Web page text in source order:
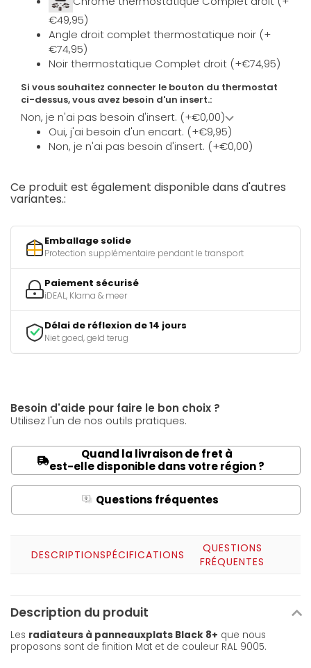
€49,95)
Angle droit complet thermostatique noir (+
€74,95)
Noir thermostatique Complet droit (+€74,95)
Si vous souhaitez connecter le bouton du thermostat
ci-dessus, vous avez besoin d'un insert.:
Non, je n'ai pas besoin d'insert. (+€0,00)
Oui, j'ai besoin d'un encart. (+€9,95)
Non, je n'ai pas besoin d'insert. (+€0,00)
Ce produit est également disponible dans d'autres
variantes.:
Emballage solide
Protection supplémentaire pendant le transport
Paiement sécurisé
iDEAL, Klarna & meer
Délai de réflexion de 14 jours
Niet goed, geld terug
Besoin d'aide pour faire le bon choix ?
Utilisez l'un de nos outils pratiques.
Quand la livraison de fret à
est-elle disponible dans votre région ?
Q Questions fréquentes
DESCRIPTIONSPÉCIFICATIONS
QUESTIONS
FRÉQUENTES
Description du produit
Les radiateurs à panneauxplats Black 8+ que nous
proposons sont de finition Mat et de couleur RAL 9005.